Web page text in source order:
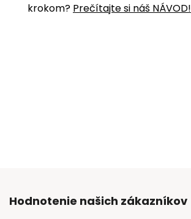
krokom? Prečítajte si náš NÁVOD!
Hodnotenie našich zákazníkov